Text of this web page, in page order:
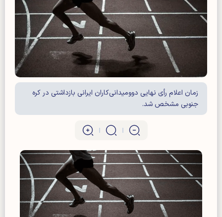
زمان اعلام رأی نهایی دوومیدانی‌کاران ایرانی بازداشتی در کره
جنوبی مشخص شد.